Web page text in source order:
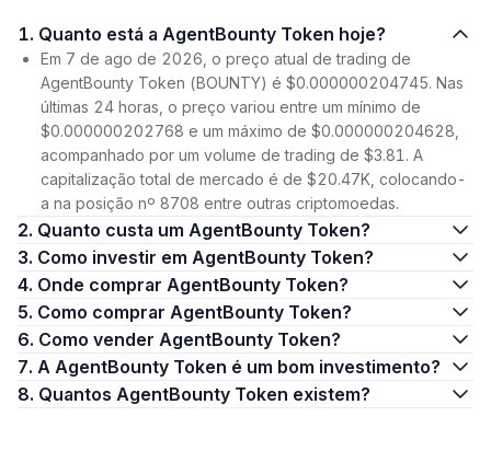
1. Quanto está a AgentBounty Token hoje?
Em 7 de ago de 2026, o preço atual de trading de
AgentBounty Token (BOUNTY) é $0.000000204745. Nas
últimas 24 horas, o preço variou entre um mínimo de
$0.000000202768 e um máximo de $0.000000204628,
acompanhado por um volume de trading de $3.81. A
capitalização total de mercado é de $20.47K, colocando-
a na posição nº 8708 entre outras criptomoedas.
2. Quanto custa um AgentBounty Token?
3. Como investir em AgentBounty Token?
4. Onde comprar AgentBounty Token?
5. Como comprar AgentBounty Token?
6. Como vender AgentBounty Token?
7. A AgentBounty Token é um bom investimento?
8. Quantos AgentBounty Token existem?